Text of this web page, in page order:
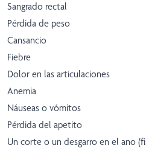
Sangrado rectal
Pérdida de peso
Cansancio
Fiebre
Dolor en las articulaciones
Anemia
Náuseas o vómitos
Pérdida del apetito
Un corte o un desgarro en el ano